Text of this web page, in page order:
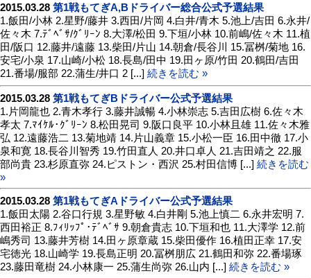
2015.03.28 第1戦もてぎA,Bドライバー総合公式予選結果
1.飯田/小林 2.星野/藤井 3.西田/片岡 4.白井/青木 5.池上/吉田 6.永井/
佐々木 7.ﾃﾞﾍﾞｻ/ｸﾞﾘｰﾝ 8.大澤/松田 9.下垣/小林 10.前嶋/佐々木 11.植
田/阪口 12.藤井/遠藤 13.柴田/片山 14.朝倉/長谷川 15.冨桝/菊地 16.
安宅/小泉 17.山崎/小松 18.長島/田中 19.田ヶ原/竹田 20.鶴田/吉田
21.番場/服部 22.蒲生/井口 2 [...] 続きを読む »
2015.03.28 第1戦もてぎBドライバー公式予選結果
1.片岡龍也 2.青木孝行 3.藤井誠暢 4.小林崇志 5.吉田広樹 6.佐々木
孝太 7.ﾏｲｹﾙ･ｸﾞﾘｰﾝ 8.松田晃司 9.阪口良平 10.小林且雄 11.佐々木雅
弘 12.遠藤浩二 13.菊地靖 14.片山義章 15.小松一臣 16.田中徹 17.小
泉和寛 18.長谷川智秀 19.竹田直人 20.井口卓人 21.吉田靖之 22.服
部尚貴 23.杉原直弥 24.ピストン・西沢 25.村田信博 [...] 続きを読む
»
2015.03.28 第1戦もてぎAドライバー公式予選結果
1.飯田太陽 2.谷口行規 3.星野敏 4.白井剛 5.池上慎二 6.永井宏明 7.
西田裕正 8.ﾌｨﾘｯﾌﾟ･ﾃﾞﾍﾞｻ 9.朝倉貴志 10.下垣和也 11.大澤学 12.前
嶋秀司 13.藤井芳樹 14.田ヶ原章蔵 15.柴田優作 16.植田正幸 17.安
宅徳光 18.山崎学 19.長島正明 20.冨桝朋広 21.鶴田和弥 22.番場琢
23.藤田竜樹 24.小林康一 25.蒲生尚弥 26.山内 [...] 続きを読む »